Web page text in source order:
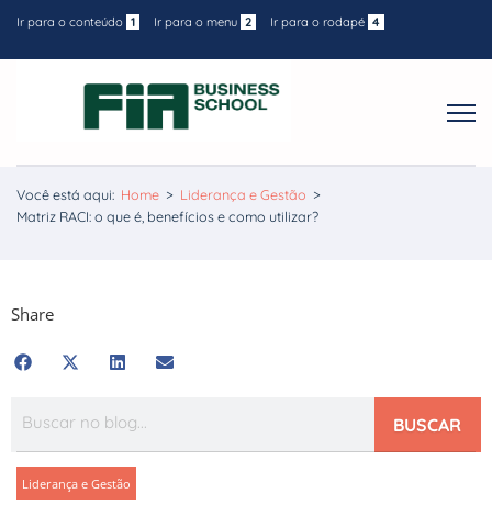
Ir para o conteúdo 1 Ir para o menu 2 Ir para o rodapé 4
Você está aqui: Home > Liderança e Gestão >
Matriz RACI: o que é, benefícios e como utilizar?
Share
BUSCAR
Liderança e Gestão